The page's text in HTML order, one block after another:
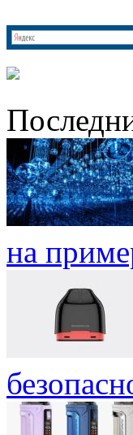
на